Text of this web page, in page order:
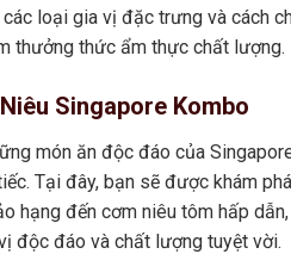
loại gia vị đặc trưng và cách
thưởng thức ẩm thực chất lượng.
Singapore Kombo
món ăn độc đáo của
Tại đây, bạn sẽ được khám
hạng đến cơm niêu tôm hấp
độc đáo và chất lượng tuyệt vời.